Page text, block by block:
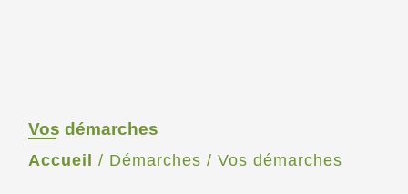
Vos démarches
Accueil / Démarches / Vos démarches